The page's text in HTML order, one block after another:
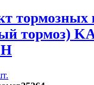
тормозных
тормоз)